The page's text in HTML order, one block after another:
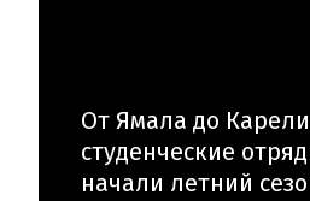
От Ямала до
студенческие
начали летний